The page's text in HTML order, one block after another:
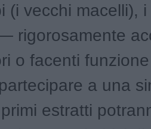
(i vecchi macelli),
rigorosamente
o facenti
a una
estratti